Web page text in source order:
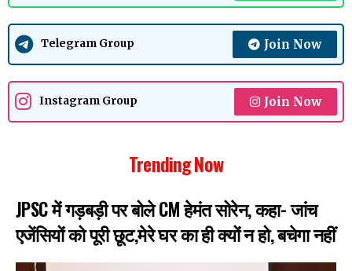
Telegram Group Join Now
Instagram Group Join Now
Trending Now
JPSC में गड़बड़ी पर बोले CM हेमंत सोरेन, कहा- जांच
एजेंसियों को पूरी छूट,मेरे घर का ही क्यों न हो, बचेगा नहीं